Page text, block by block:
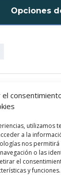
el
utilizamos
a la
nos
o las
el
y funciones.
Opciones
based
location or
filters